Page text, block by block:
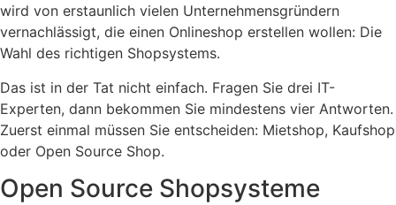
wird von erstaunlich vielen Unternehmensgründern
vernachlässigt, die einen Onlineshop erstellen wollen: Die
Wahl des richtigen Shopsystems.
Das ist in der Tat nicht einfach. Fragen Sie drei IT-
Experten, dann bekommen Sie mindestens vier Antworten.
Zuerst einmal müssen Sie entscheiden: Mietshop, Kaufshop
oder Open Source Shop.
Open Source Shopsysteme